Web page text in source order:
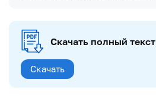
Скачать полный
Скачать